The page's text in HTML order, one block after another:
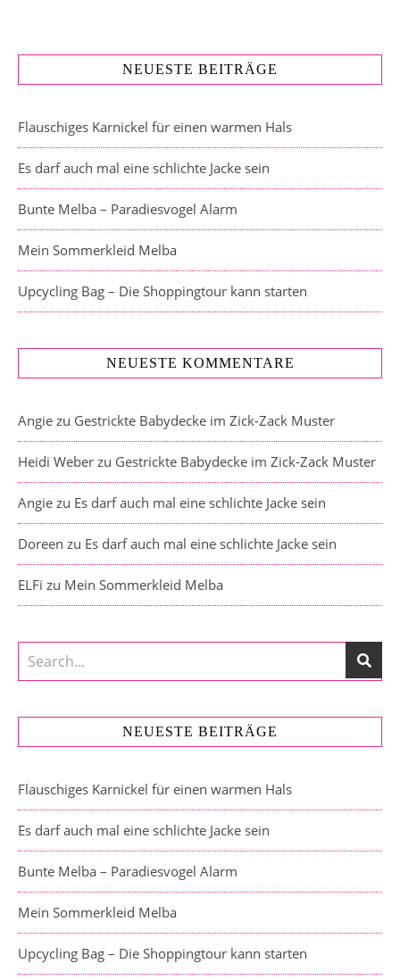
NEUESTE BEITRÄGE
Flauschiges Karnickel für einen warmen Hals
Es darf auch mal eine schlichte Jacke sein
Bunte Melba – Paradiesvogel Alarm
Mein Sommerkleid Melba
Upcycling Bag – Die Shoppingtour kann starten
NEUESTE KOMMENTARE
Angie zu Gestrickte Babydecke im Zick-Zack Muster
Heidi Weber zu Gestrickte Babydecke im Zick-Zack Muster
Angie zu Es darf auch mal eine schlichte Jacke sein
Doreen zu Es darf auch mal eine schlichte Jacke sein
ELFi zu Mein Sommerkleid Melba
NEUESTE BEITRÄGE
Flauschiges Karnickel für einen warmen Hals
Es darf auch mal eine schlichte Jacke sein
Bunte Melba – Paradiesvogel Alarm
Mein Sommerkleid Melba
Upcycling Bag – Die Shoppingtour kann starten